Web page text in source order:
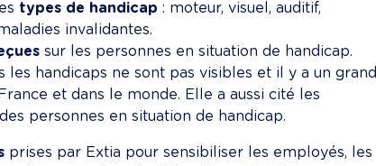
types de handicap : moteur, visuel, auditif,
invalidantes.
sur les personnes en situation de handicap.
les handicaps ne sont pas visibles et il y a un grand
et dans le monde. Elle a aussi cité les
personnes en situation de handicap.
prises par Extia pour sensibiliser les employés, les